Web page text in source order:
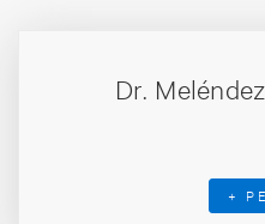
Dr.
+